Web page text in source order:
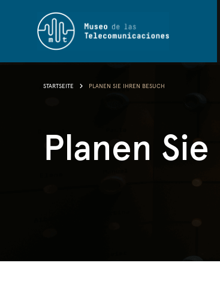
STARTSEITE PLANEN SIE IHREN BESUCH
Planen